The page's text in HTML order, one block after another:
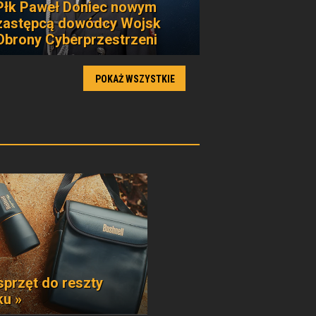
Paweł Doniec nowym
dowódcy Wojsk
Cyberprzestrzeni
POKAŻ WSZYSTKIE
do reszty
»